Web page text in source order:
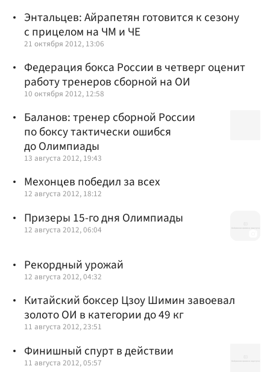
Энтальцев: Айрапетян готовится к сезону
с прицелом на ЧМ и ЧЕ
21 октября 2012, 13:06
Федерация бокса России в четверг оценит
работу тренеров сборной на ОИ
10 октября 2012, 12:58
Баланов: тренер сборной России
по боксу тактически ошибся
до Олимпиады
13 августа 2012, 19:43
Мехонцев победил за всех
12 августа 2012, 18:12
Призеры 15-го дня Олимпиады
12 августа 2012, 06:04
Рекордный урожай
12 августа 2012, 04:32
Китайский боксер Цзоу Шимин завоевал
золото ОИ в категории до 49 кг
11 августа 2012, 23:51
Финишный спурт в действии
11 августа 2012, 05:57